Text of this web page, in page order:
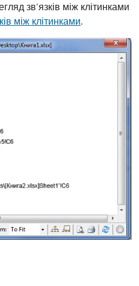
зв’язків між клітинками
між клітинками.